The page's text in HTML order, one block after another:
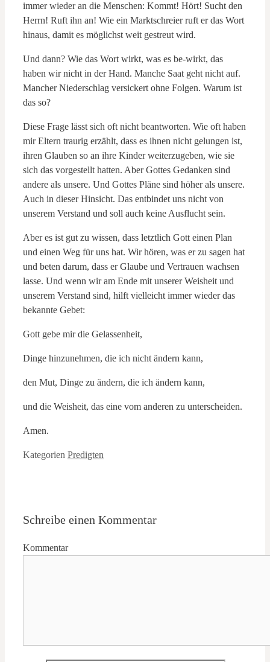
immer wieder an die Menschen: Kommt! Hört! Sucht den
Herrn! Ruft ihn an! Wie ein Marktschreier ruft er das Wort
hinaus, damit es möglichst weit gestreut wird.
Und dann? Wie das Wort wirkt, was es be-wirkt, das
haben wir nicht in der Hand. Manche Saat geht nicht auf.
Mancher Niederschlag versickert ohne Folgen. Warum ist
das so?
Diese Frage lässt sich oft nicht beantworten. Wie oft haben
mir Eltern traurig erzählt, dass es ihnen nicht gelungen ist,
ihren Glauben so an ihre Kinder weiterzugeben, wie sie
sich das vorgestellt hatten. Aber Gottes Gedanken sind
andere als unsere. Und Gottes Pläne sind höher als unsere.
Auch in dieser Hinsicht. Das entbindet uns nicht von
unserem Verstand und soll auch keine Ausflucht sein.
Aber es ist gut zu wissen, dass letztlich Gott einen Plan
und einen Weg für uns hat. Wir hören, was er zu sagen hat
und beten darum, dass er Glaube und Vertrauen wachsen
lasse. Und wenn wir am Ende mit unserer Weisheit und
unserem Verstand sind, hilft vielleicht immer wieder das
bekannte Gebet:
Gott gebe mir die Gelassenheit,
Dinge hinzunehmen, die ich nicht ändern kann,
den Mut, Dinge zu ändern, die ich ändern kann,
und die Weisheit, das eine vom anderen zu unterscheiden.
Amen.
Kategorien Predigten
Schreibe einen Kommentar
Kommentar